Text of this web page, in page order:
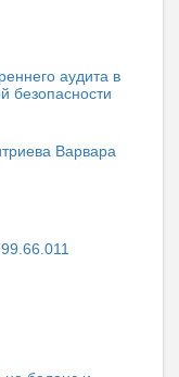
аудита в
безопасности
Варвара